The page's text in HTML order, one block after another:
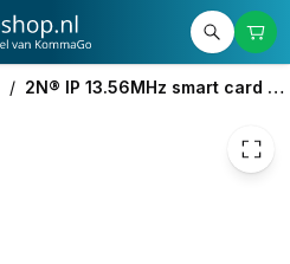
/ 2N® IP 13.56MHz smart card reader NFC ready